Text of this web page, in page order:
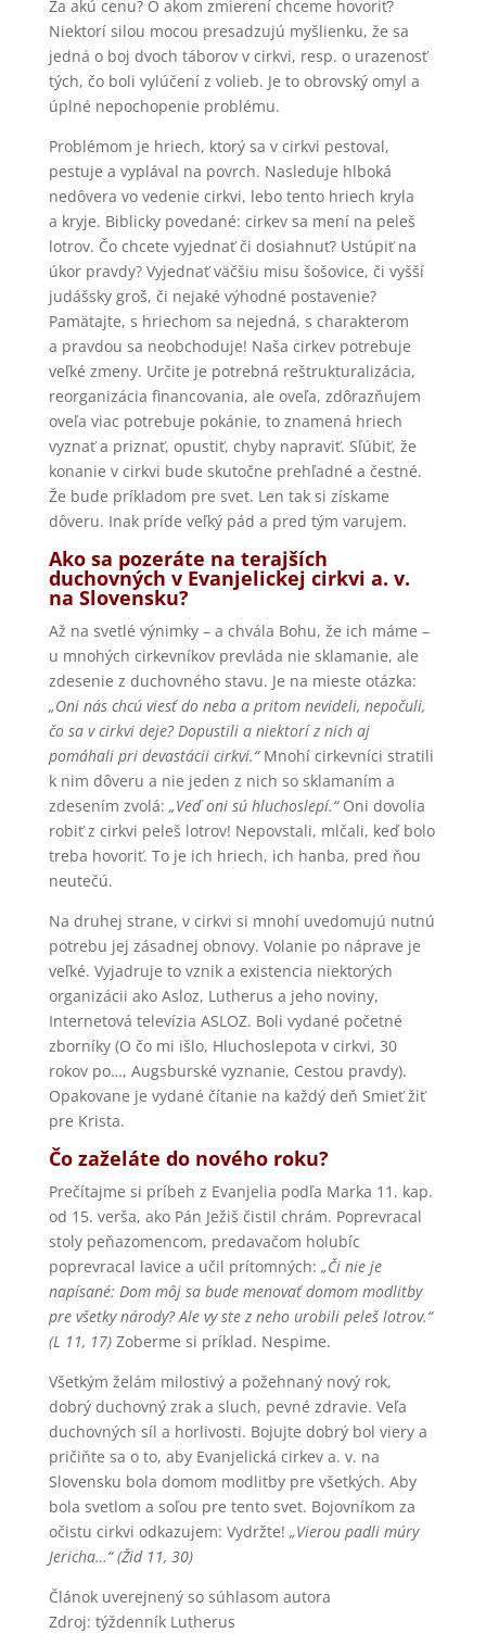
Za akú cenu? O akom zmierení chceme hovoriť?
Niektorí silou mocou presadzujú myšlienku, že sa
jedná o boj dvoch táborov v cirkvi, resp. o urazenosť
tých, čo boli vylúčení z volieb. Je to obrovský omyl a
úplné nepochopenie problému.
Problémom je hriech, ktorý sa v cirkvi pestoval,
pestuje a vyplával na povrch. Nasleduje hlboká
nedôvera vo vedenie cirkvi, lebo tento hriech kryla
a kryje. Biblicky povedané: cirkev sa mení na peleš
lotrov. Čo chcete vyjednať či dosiahnuť? Ustúpiť na
úkor pravdy? Vyjednať väčšiu misu šošovice, či vyšší
judášsky groš, či nejaké výhodné postavenie?
Pamätajte, s hriechom sa nejedná, s charakterom
a pravdou sa neobchoduje! Naša cirkev potrebuje
veľké zmeny. Určite je potrebná reštrukturalizácia,
reorganizácia financovania, ale oveľa, zdôrazňujem
oveľa viac potrebuje pokánie, to znamená hriech
vyznať a priznať, opustiť, chyby napraviť. Sľúbiť, že
konanie v cirkvi bude skutočne prehľadné a čestné.
Že bude príkladom pre svet. Len tak si získame
dôveru. Inak príde veľký pád a pred tým varujem.
Ako sa pozeráte na terajších
duchovných v Evanjelickej cirkvi a. v.
na Slovensku?
Až na svetlé výnimky – a chvála Bohu, že ich máme –
u mnohých cirkevníkov prevláda nie sklamanie, ale
zdesenie z duchovného stavu. Je na mieste otázka:
„Oni nás chcú viesť do neba a pritom nevideli, nepočuli,
čo sa v cirkvi deje? Dopustili a niektorí z nich aj
pomáhali pri devastácii cirkvi.“Mnohí cirkevníci stratili
k nim dôveru a nie jeden z nich so sklamaním a
zdesením zvolá: „Veď oni sú hluchoslepí.“Oni dovolia
robiť z cirkvi peleš lotrov! Nepovstali, mlčali, keď bolo
treba hovoriť. To je ich hriech, ich hanba, pred ňou
neutečú.
Na druhej strane, v cirkvi si mnohí uvedomujú nutnú
potrebu jej zásadnej obnovy. Volanie po náprave je
veľké. Vyjadruje to vznik a existencia niektorých
organizácii ako Asloz, Lutherus a jeho noviny,
Internetová televízia ASLOZ. Boli vydané početné
zborníky (O čo mi išlo, Hluchoslepota v cirkvi, 30
rokov po…, Augsburské vyznanie, Cestou pravdy).
Opakovane je vydané čítanie na každý deň Smieť žiť
pre Krista.
Čo zaželáte do nového roku?
Prečítajme si príbeh z Evanjelia podľa Marka 11. kap.
od 15. verša, ako Pán Ježiš čistil chrám. Poprevracal
stoly peňazomencom, predavačom holubíc
poprevracal lavice a učil prítomných: „Či nie je
napísané: Dom môj sa bude menovať domom modlitby
pre všetky národy? Ale vy ste z neho urobili peleš lotrov.“
(L 11, 17)Zoberme si príklad. Nespime.
Všetkým želám milostivý a požehnaný nový rok,
dobrý duchovný zrak a sluch, pevné zdravie. Veľa
duchovných síl a horlivosti. Bojujte dobrý bol viery a
pričiňte sa o to, aby Evanjelická cirkev a. v. na
Slovensku bola domom modlitby pre všetkých. Aby
bola svetlom a soľou pre tento svet. Bojovníkom za
očistu cirkvi odkazujem: Vydržte! „Vierou padli múry
Jericha…“ (Žid 11, 30)
Článok uverejnený so súhlasom autora
Zdroj: týždenník Lutherus